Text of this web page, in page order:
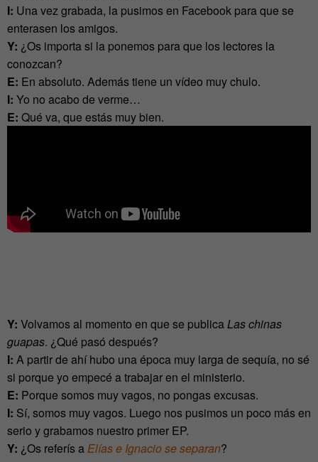
I: Una vez grabada, la pusimos en Facebook para que se
enterasen los amigos.
Y: ¿Os importa si la ponemos para que los lectores la
conozcan?
E: En absoluto. Además tiene un vídeo muy chulo.
I: Yo no acabo de verme…
E: Qué va, que estás muy bien.
Y: Volvamos al momento en que se publicaLas chinas
guapas. ¿Qué pasó después?
I: A partir de ahí hubo una época muy larga de sequía, no sé
si porque yo empecé a trabajar en el ministerio.
E: Porque somos muy vagos, no pongas excusas.
I: Sí, somos muy vagos. Luego nos pusimos un poco más en
serio y grabamos nuestro primer EP.
Y: ¿Os referís aElías e Ignacio se separan?